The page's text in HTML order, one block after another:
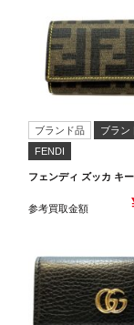
ブランド品
ブラン
FENDI
フェンディ ズッカ キ
参考買取金額